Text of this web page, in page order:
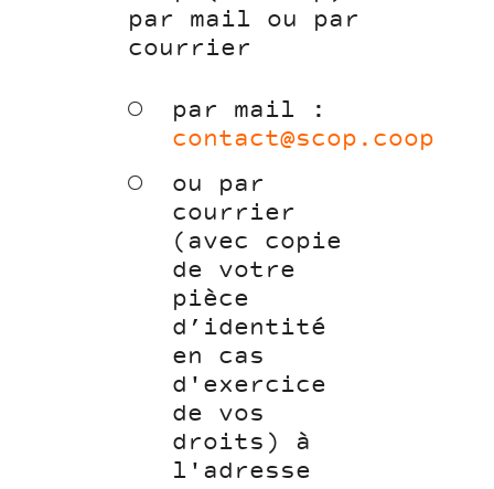
par mail ou par
courrier
par mail :
contact@scop.coop
ou par
courrier
(avec copie
de votre
pièce
d’identité
en cas
d'exercice
de vos
droits) à
l'adresse